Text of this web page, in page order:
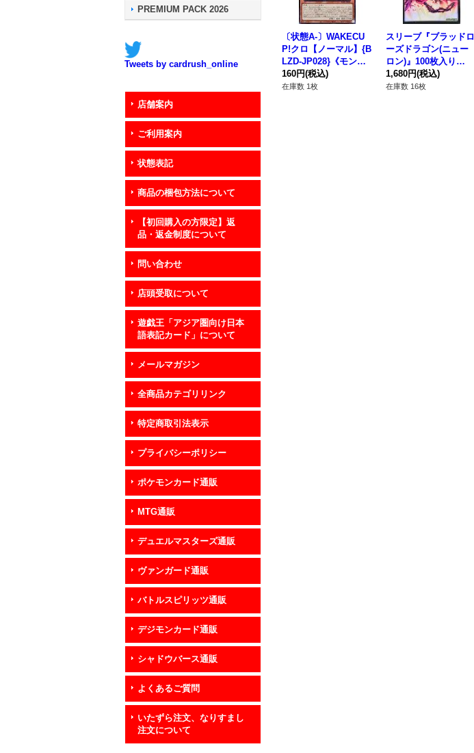
PREMIUM PACK 2026
Tweets by cardrush_online
店舗案内
ご利用案内
状態表記
商品の梱包方法について
【初回購入の方限定】返
品・返金制度について
問い合わせ
店頭受取について
遊戯王「アジア圏向け日本
語表記カード」について
メールマガジン
全商品カテゴリリンク
特定商取引法表示
プライバシーポリシー
ポケモンカード通販
MTG通販
デュエルマスターズ通販
ヴァンガード通販
バトルスピリッツ通販
デジモンカード通販
シャドウバース通販
よくあるご質問
いたずら注文、なりすまし
注文について
〔状態A-〕WAKECU
P!クロ【ノーマル】{B
LZD-JP028}《モンス
ター》
160円(税込)
在庫数 1枚
スリーブ『ブラッドロ
ーズドラゴン(ニュー
ロン)』100枚入り
【-】{-}《スリーブ》
1,680円(税込)
在庫数 16枚